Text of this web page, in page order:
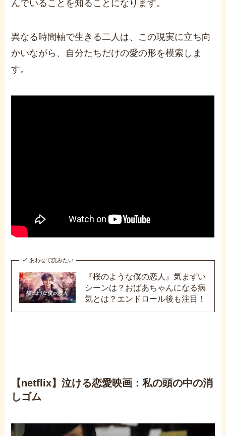
んでいることを知ることになります。
異なる時間軸で生きる二人は、この現実に立ち向
かいながら、自分たちだけの愛の形を模索しま
す。
あわせて読みたい
『桜のような僕の恋人』気まずい
シーンは？おばあちゃんになる病
気とは？エンドロール後も注目！
【netflix】泣ける恋愛映画：私の頭の中の消
しゴム